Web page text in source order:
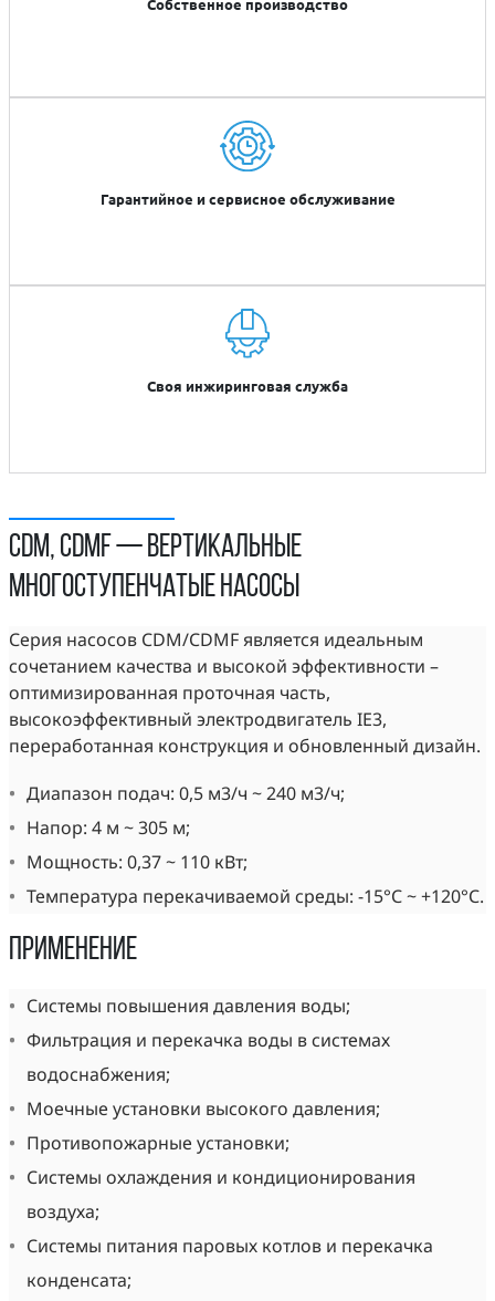
Собственное производство
Гарантийное и сервисное обслуживание
Своя инжиринговая служба
CDM, CDMF — Вертикальные
многоступенчатые насосы
Серия насосов CDM/CDMF является идеальным
сочетанием качества и высокой эффективности –
оптимизированная проточная часть,
высокоэффективный электродвигатель IE3,
переработанная конструкция и обновленный дизайн.
Диапазон подач: 0,5 м3/ч ~ 240 м3/ч;
Напор: 4 м ~ 305 м;
Мощность: 0,37 ~ 110 кВт;
Температура перекачиваемой среды: -15°С ~ +120°С.
ПРИМЕНЕНИЕ
Системы повышения давления воды;
Фильтрация и перекачка воды в системах
водоснабжения;
Моечные установки высокого давления;
Противопожарные установки;
Cистемы охлаждения и кондиционирования
воздуха;
Системы питания паровых котлов и перекачка
конденсата;